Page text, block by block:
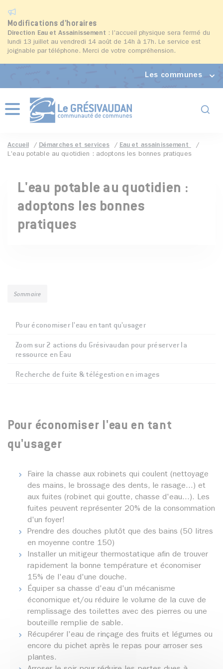
Modifications d'horaires
Direction Eau et Assainissement : l'accueil physique sera fermé du
lundi 13 juillet au vendredi 14 août de 14h à 17h. Le service est
joignable par téléphone. Merci de votre compréhension.
Les communes
Menu
Accueil Démarches et services
Eau et assainissement
L'eau potable au quotidien : adoptons les bonnes pratiques
L'eau potable au quotidien :
adoptons les bonnes
pratiques
Pour économiser l'eau en tant
qu'usager
Faire la chasse aux robinets qui coulent (nettoyage
des mains, le brossage des dents, le rasage...) et
aux fuites (robinet qui goutte, chasse d'eau...). Les
fuites peuvent représenter 20% de la consommation
d'un foyer!
Prendre des douches plutôt que des bains (50 litres
en moyenne contre 150)
Installer un mitigeur thermostatique afin de trouver
rapidement la bonne température et économiser
15% de l'eau d'une douche.
Équiper sa chasse d'eau d'un mécanisme
économique et/ou réduire le volume de la cuve de
remplissage des toilettes avec des pierres ou une
bouteille remplie de sable.
Récupérer l'eau de rinçage des fruits et légumes ou
encore du pichet après le repas pour arroser ses
plantes.
Sommaire
Pour économiser l'eau en tant qu'usager
Zoom sur 2 actions du Grésivaudan pour préserver la
ressource en Eau
Recherche de fuite & télégestion en images